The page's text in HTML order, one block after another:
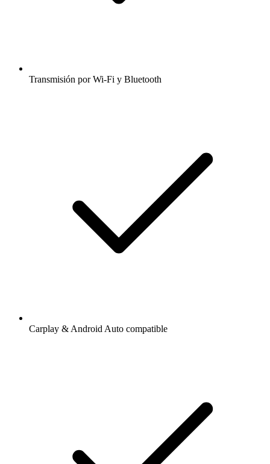
Transmisión por Wi-Fi y Bluetooth
Carplay & Android Auto compatible